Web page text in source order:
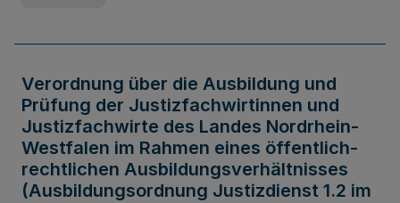
Verordnung über die Ausbildung und
Prüfung der Justizfachwirtinnen und
Justizfachwirte des Landes Nordrhein-
Westfalen im Rahmen eines öffentlich-
rechtlichen Ausbildungsverhältnisses
(Ausbildungsordnung Justizdienst 1.2 im